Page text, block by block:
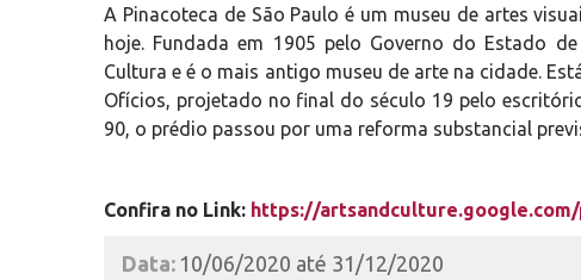
A Pinacoteca de São Paulo é um museu de artes
hoje. Fundada em 1905 pelo Governo do Estado
Cultura e é o mais antigo museu de arte na cidade.
Ofícios, projetado no final do século 19 pelo
90, o prédio passou por uma reforma substancial
Confira no Link: https://
Data: 10/06/2020 até 31/12/2020